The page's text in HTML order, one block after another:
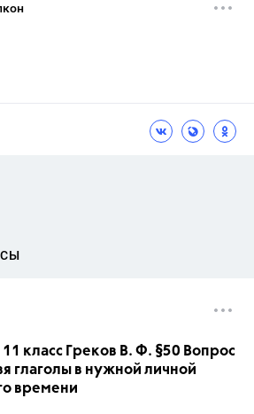
класс Греков В. Ф. §50 Вопрос
глаголы в нужной личной
времени